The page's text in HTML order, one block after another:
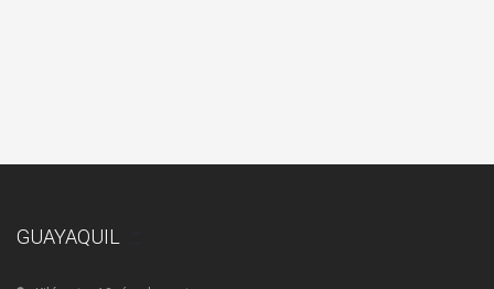
GUAYAQUIL